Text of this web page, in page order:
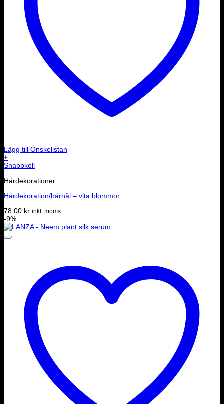
Lägg till Önskelistan
+
Snabbkoll
Hårdekorationer
Hårdekoration/hårnål – vita blommor
78.00 kr inkl. moms
-9%